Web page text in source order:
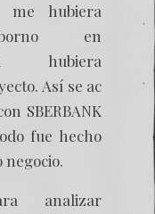
hubiera
en
hubiera
Así se ac
SBERBANK
fue hecho
analizar